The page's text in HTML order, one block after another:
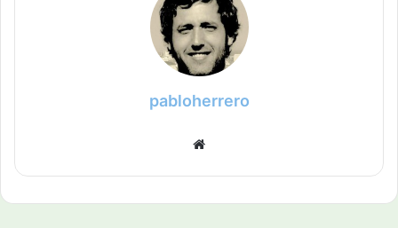
pabloherrero